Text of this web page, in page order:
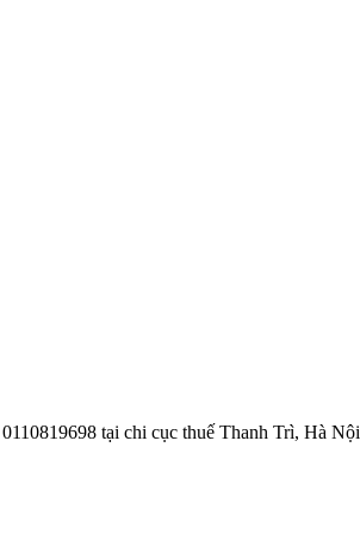
tại chi cục thuế Thanh Trì, Hà Nội